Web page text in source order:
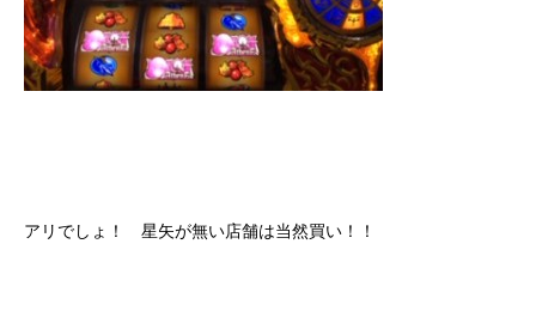
アリでしょ！ 星矢が無い店舗は当然買い！！